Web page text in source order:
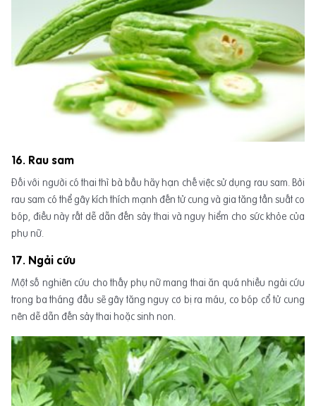
16. Rau sam
Đối với người có thai thì bà bầu hãy hạn chế việc sử dụng rau sam. Bởi
rau sam có thể gây kích thích mạnh đến tử cung và gia tăng tần suất co
bóp, điều này rất dễ dẫn đến sảy thai và nguy hiểm cho sức khỏe của
phụ nữ.
17. Ngải cứu
Một số nghiên cứu cho thấy phụ nữ mang thai ăn quá nhiều ngải cứu
trong ba tháng đầu sẽ gây tăng nguy cơ bị ra máu, co bóp cổ tử cung
nên dễ dẫn đến sảy thai hoặc sinh non.